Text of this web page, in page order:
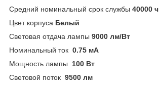
Средний номинальный срок службы 40000 ч
Цвет корпуса Белый
Световая отдача лампы 9000 лм/Вт
Номинальный ток 0.75 мА
Мощность лампы
100 Вт
Световой поток 9500 лм